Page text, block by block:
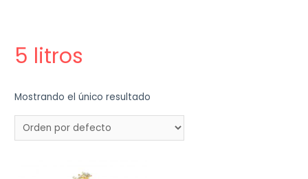
5 litros
Mostrando el único resultado